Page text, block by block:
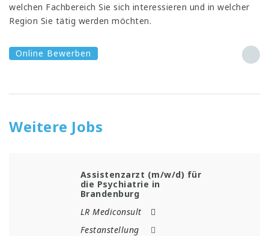
welchen Fachbereich Sie sich interessieren und in welcher
Region Sie tätig werden möchten.
Online Bewerben
Weitere Jobs
Assistenzarzt (m/w/d) für
die Psychiatrie in
Brandenburg
LR Mediconsult
Festanstellung